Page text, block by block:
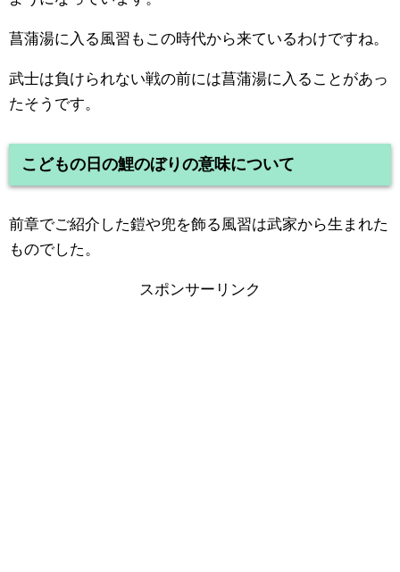
菖蒲湯に入る風習もこの時代から来ているわけですね。
武士は負けられない戦の前には菖蒲湯に入ることがあっ
たそうです。
こどもの日の鯉のぼりの意味について
前章でご紹介した鎧や兜を飾る風習は武家から生まれた
ものでした。
スポンサーリンク